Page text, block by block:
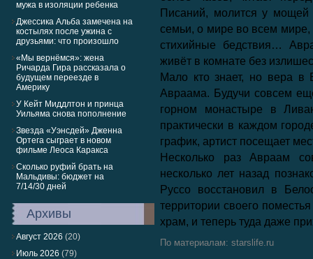
мужа в изоляции ребенка
Джессика Альба замечена на
костылях после ужина с
друзьями: что произошло
«Мы вернёмся»: жена
Ричарда Гира рассказала о
будущем переезде в
Америку
У Кейт Миддлтон и принца
Уильяма снова пополнение
Звезда «Уэнсдей» Дженна
Ортега сыграет в новом
фильме Леоса Каракса
Сколько руфий брать на
Мальдивы: бюджет на
7/14/30 дней
Архивы
Август 2026 (20)
Июль 2026 (79)
Писаний, молится у мощей
семьи, о мире во всем мире,
стихийные бедствия…
живёт в комнате без
Мало кто знает, но вера в
Авраама. Будучи совсем
горном монастыре в
практически в каждом
график, артист посещает
Несколько раз Авраам
несколько лет назад
Руссо восстановил в
территории своего
храм, и теперь туда даже
По материалам: starslife.ru